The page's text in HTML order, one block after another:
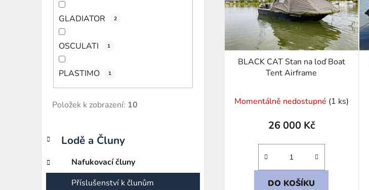
GLADIATOR 2
OSCULATI 1
PLASTIMO 1
Položek k zobrazení: 10
kategorie
g
Lodě a Čluny
Nafukovací čluny
Příslušenství k člunům
s
p
r
o
d
BLACK CAT Stan na loď Boat
Tent Airframe
Momentálně nedostupné (1 ks)
26 000 Kč
DO KOŠÍKU